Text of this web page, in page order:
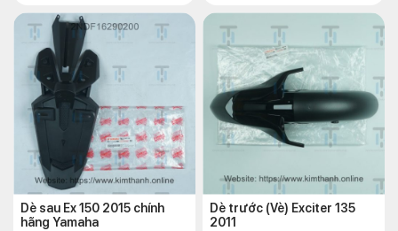
Dè sau Ex 150 2015 chính
hãng Yamaha
Dè trước (Vè) Exciter 135
2011